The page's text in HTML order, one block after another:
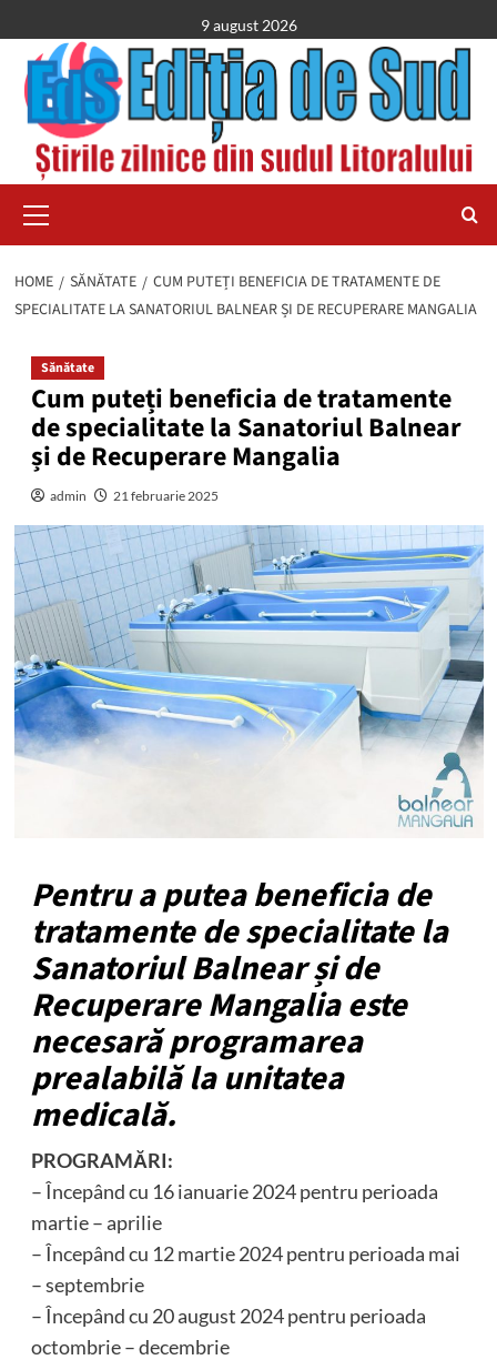
to
content
9 august 2026
Menu
HOME SĂNĂTATE
CUM PUTEȚI BENEFICIA DE TRATAMENTE DE
SPECIALITATE LA SANATORIUL BALNEAR ȘI DE RECUPERARE MANGALIA
Sănătate
Cum puteți beneficia de tratamente
de specialitate la Sanatoriul Balnear
și de Recuperare Mangalia
admin 21 februarie 2025
Pentru a putea beneficia de
tratamente de specialitate la
Sanatoriul Balnear și de
Recuperare Mangalia este
necesară programarea
prealabilă la unitatea
medicală.
PROGRAMĂRI:
– Începând cu 16 ianuarie 2024 pentru perioada
martie – aprilie
– Începând cu 12 martie 2024 pentru perioada mai
– septembrie
– Începând cu 20 august 2024 pentru perioada
octombrie – decembrie